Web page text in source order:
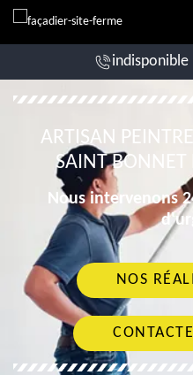
indisponible
ARTISAN
SAINT BONNET
Nous intervenons
NOS